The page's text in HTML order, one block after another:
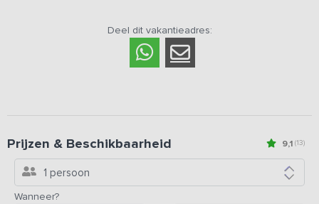
Deel dit vakantieadres:
9,1 (13)
Prijzen & Beschikbaarheid
1 persoon
Wanneer?